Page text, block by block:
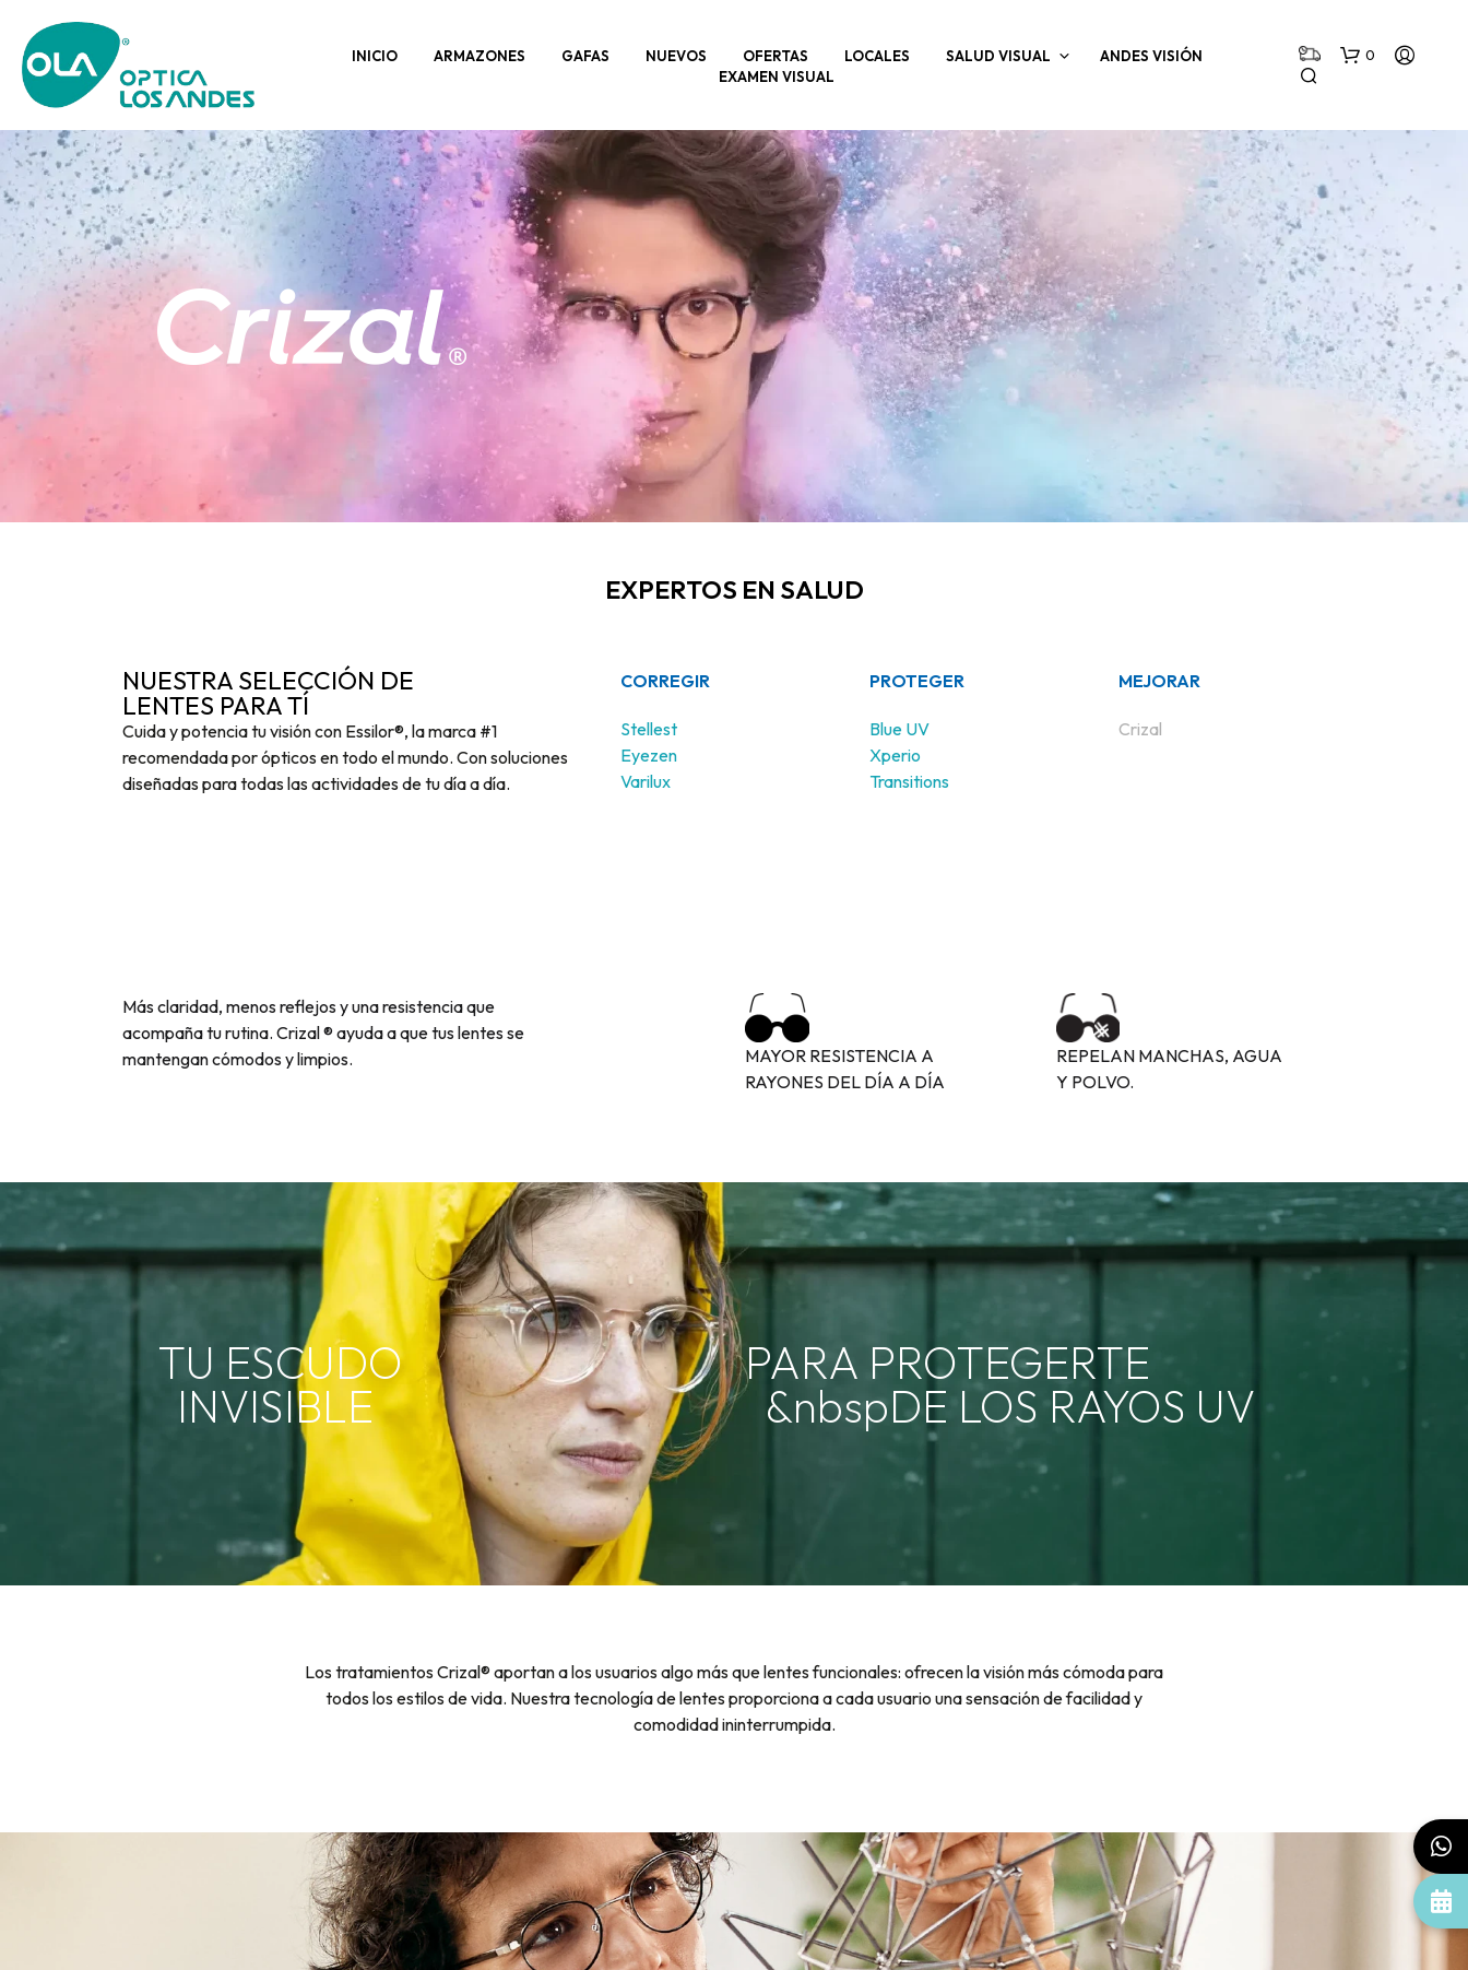
INICIO ARMAZONES GAFAS NUEVOS OFERTAS LOCALES SALUD VISUAL
ANDES VISIÓN
EXAMEN VISUAL
0
N
O
H
A
Y
P
D
C
EXPERTOS EN SALUD
NUESTRA SELECCIÓN DE
LENTES PARA TÍ
Cuida y potencia tu visión con Essilor®, la marca #1
recomendada por ópticos en todo el mundo. Con soluciones
diseñadas para todas las actividades de tu día a día.
CORREGIR
Stellest
Eyezen
Varilux
PROTEGER
Blue UV
Xperio
Transitions
MEJORAR
Crizal
Más claridad, menos reflejos y una resistencia que
acompaña tu rutina. Crizal ® ayuda a que tus lentes se
mantengan cómodos y limpios.
MAYOR RESISTENCIA A
RAYONES DEL DÍA A DÍA
REPELAN MANCHAS, AGUA
Y POLVO.
TU ESCUDO
INVISIBLE
PARA PROTEGERTE
&nbspDE LOS RAYOS UV
Los tratamientos Crizal® aportan a los usuarios algo más que lentes funcionales: ofrecen la visión más cómoda para
todos los estilos de vida. Nuestra tecnología de lentes proporciona a cada usuario una sensación de facilidad y
comodidad ininterrumpida.